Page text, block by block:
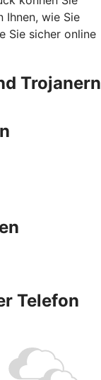
Ihnen, wie Sie
Sie sicher online
Trojanern
Telefon